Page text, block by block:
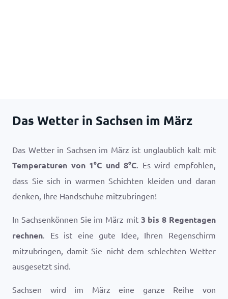
Das Wetter in Sachsen im März
Das Wetter in Sachsen im März ist unglaublich kalt mit
Temperaturen von 1°C und8°C. Es wird empfohlen,
dass Sie sich in warmen Schichten kleiden und daran
denken, Ihre Handschuhe mitzubringen!
In Sachsenkönnen Sie im März mit 3 bis 8 Regentagen
rechnen. Es ist eine gute Idee, Ihren Regenschirm
mitzubringen, damit Sie nicht dem schlechten Wetter
ausgesetzt sind.
Sachsen wird im März eine ganze Reihe von